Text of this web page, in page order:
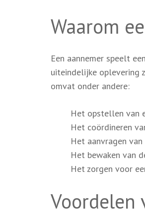
Waarom
Een aannemer speelt
uiteindelijke oplevering
omvat onder andere:
Het opstellen van
Het coördineren
Het aanvragen
Het bewaken van
Het zorgen voor
Voordelen